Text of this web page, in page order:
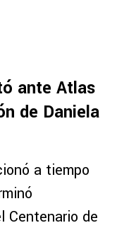
ante Atlas
de Daniela
a tiempo
Centenario de